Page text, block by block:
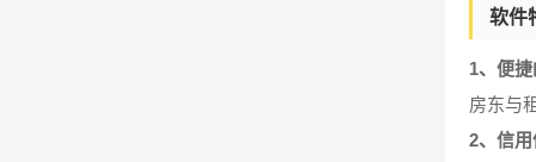
软件
1、便
房东与
2、信